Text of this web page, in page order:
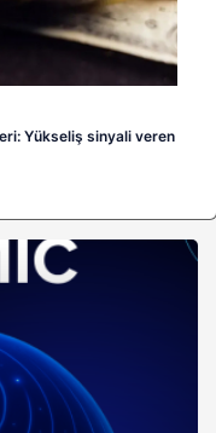
Yükseliş sinyali veren